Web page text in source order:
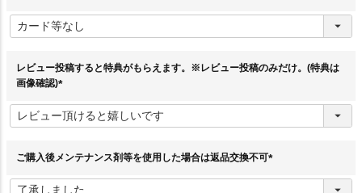
必
須
レビュー投稿すると特典がもらえます。※レビュー投稿のみだけ。(特典は
画像確認)
必
須
ご購入後メンテナンス剤等を使用した場合は返品交換不可